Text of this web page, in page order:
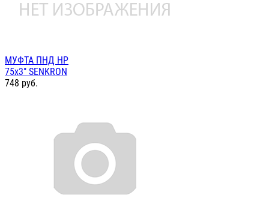
МУФТА ПНД НР
75х3" SENKRON
748 руб.